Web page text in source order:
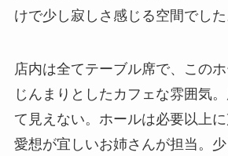
けで少し寂しさ感じる空間でした
店内は全てテーブル席で、この
じんまりとしたカフェな雰囲気
て見えない。ホールは必要以上
愛想が宜しいお姉さんが担当。